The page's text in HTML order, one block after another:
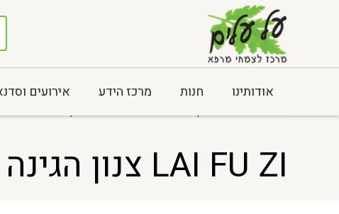
אודותינו חנות מרכז הידע אירועים
LAI FU ZI צנון הגינה זרעים – Raphanus sativus